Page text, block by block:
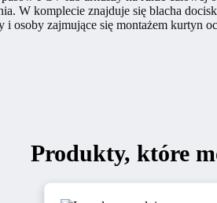
W komplecie znajduje się blacha
osoby zajmujące się montażem kurtyn
Produkty, które